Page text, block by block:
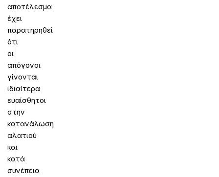
αποτέλεσμα
έχει
παρατηρηθεί
ότι
οι
απόγονοι
γίνονται
ιδιαίτερα
ευαίσθητοι
στην
κατανάλωση
αλατιού
και
κατά
συνέπεια